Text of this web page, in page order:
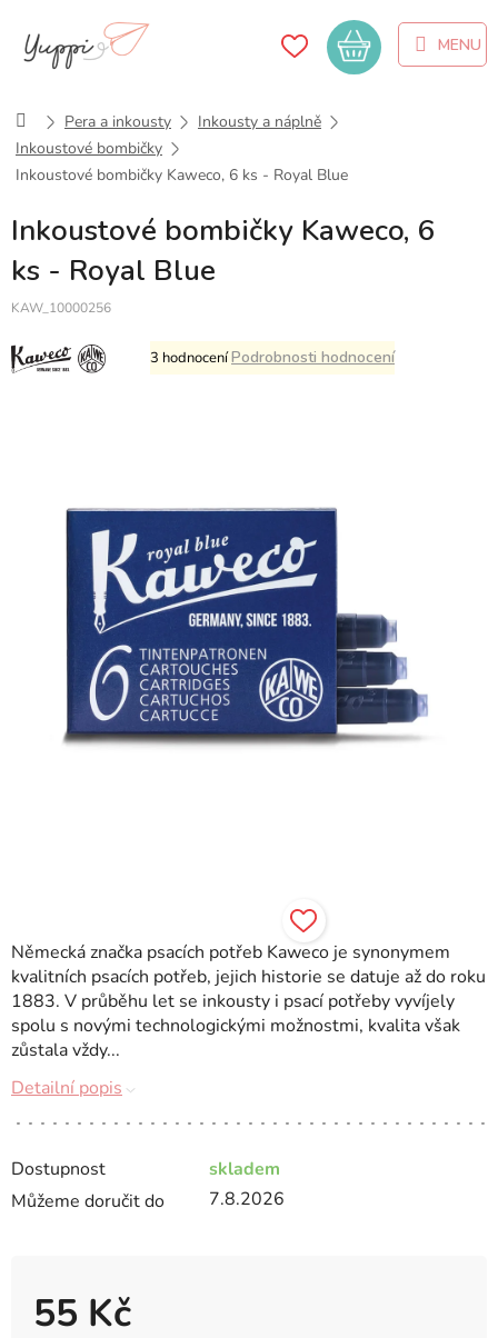
obsah
Nákupní
košík
DomůPera a inkousty
Inkousty a náplně
Inkoustové bombičky
Inkoustové bombičky Kaweco, 6 ks - Royal Blue
Inkoustové bombičky Kaweco, 6
ks - Royal Blue
KAW_10000256
Průměrné
hodnocení
3 hodnoceníPodrobnosti hodnocení
Dostupnost
skladem
Můžeme doručit do
7.8.2026
55 Kč
Německá značka psacích potřeb Kaweco je synonymem
kvalitních psacích potřeb, jejich historie se datuje až do roku
1883. V průběhu let se inkousty i psací potřeby vyvíjely
spolu s novými technologickými možnostmi, kvalita však
zůstala vždy...
Detailní popis